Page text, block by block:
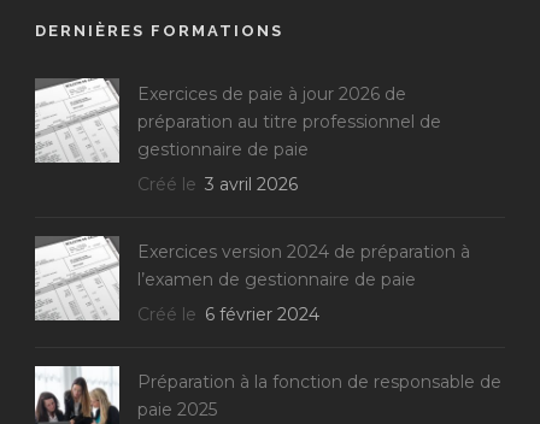
DERNIÈRES FORMATIONS
Exercices de paie à jour 2026 de
préparation au titre professionnel de
gestionnaire de paie
Créé le 3 avril 2026
Exercices version 2024 de préparation à
l’examen de gestionnaire de paie
Créé le 6 février 2024
Préparation à la fonction de responsable de
paie 2025